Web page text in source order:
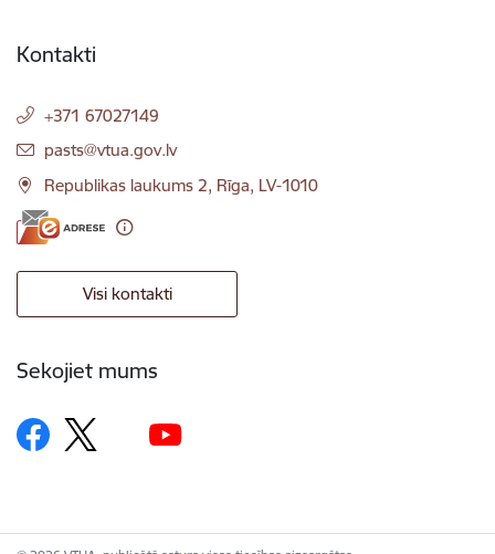
Kontakti
+371 67027149
E-pasts:
pasts@vtua.gov.lv
Republikas laukums 2, Rīga, LV-1010
Visi kontakti
Sekojiet mums